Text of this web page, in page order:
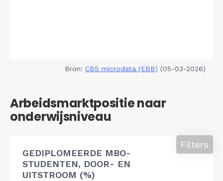
Bron: CBS microdata (EBB) (05-03-2026)
Arbeidsmarktpositie naar
onderwijsniveau
GEDIPLOMEERDE MBO-
STUDENTEN, DOOR- EN
UITSTROOM (%)
Filters